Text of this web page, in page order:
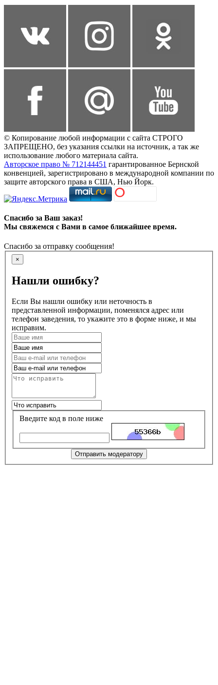
© Копирование любой информации с сайта СТРОГО
ЗАПРЕЩЕНО, без указания ссылки на источник, а так же
использование любого материала сайта.
Авторское право № 712144451 гарантированное Бернской
конвенцией, зарегистрировано в международной компании по
защите авторского права в США, Нью Йорк.
Спасибо за Ваш заказ!
Мы свяжемся с Вами в самое ближайшее время.
Спасибо за отправку сообщения!
×
Нашли ошибку?
Если Вы нашли ошибку или неточность в
представленной информации, поменялся адрес или
телефон заведения, то укажите это в форме ниже, и мы
исправим.
Введите код в поле ниже
Отправить модератору